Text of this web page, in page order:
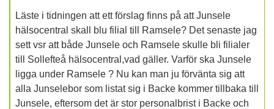
r
:
Läste i tidningen att ett förslag finns på att Junsele
hälsocentral skall blu filial till Ramsele? Det senaste jag
sett vsr att både Junsele och Ramsele skulle bli filialer
till Sollefteå hälsocentral,vad gäller. Varför ska Junsele
ligga under Ramsele ? Nu kan man ju förvänta sig att
alla Junselebor som listat sig i Backe kommer tillbaka till
Junsele, eftersom det är stor personalbrist i Backe och